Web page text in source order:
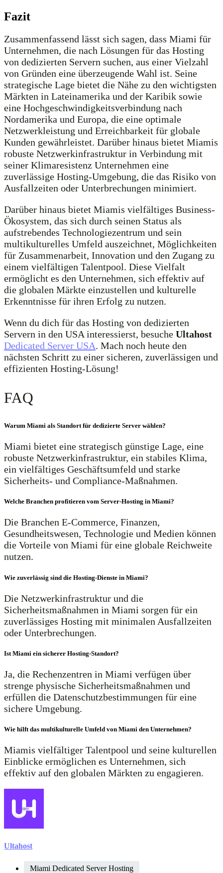
Fazit
Zusammenfassend lässt sich sagen, dass Miami für
Unternehmen, die nach Lösungen für das Hosting
von dedizierten Servern suchen, aus einer Vielzahl
von Gründen eine überzeugende Wahl ist. Seine
strategische Lage bietet die Nähe zu den wichtigsten
Märkten in Lateinamerika und der Karibik sowie
eine Hochgeschwindigkeitsverbindung nach
Nordamerika und Europa, die eine optimale
Netzwerkleistung und Erreichbarkeit für globale
Kunden gewährleistet. Darüber hinaus bietet Miamis
robuste Netzwerkinfrastruktur in Verbindung mit
seiner Klimaresistenz Unternehmen eine
zuverlässige Hosting-Umgebung, die das Risiko von
Ausfallzeiten oder Unterbrechungen minimiert.
Darüber hinaus bietet Miamis vielfältiges Business-
Ökosystem, das sich durch seinen Status als
aufstrebendes Technologiezentrum und sein
multikulturelles Umfeld auszeichnet, Möglichkeiten
für Zusammenarbeit, Innovation und den Zugang zu
einem vielfältigen Talentpool. Diese Vielfalt
ermöglicht es den Unternehmen, sich effektiv auf
die globalen Märkte einzustellen und kulturelle
Erkenntnisse für ihren Erfolg zu nutzen.
Wenn du dich für das Hosting von dedizierten
Servern in den USA interessierst, besuche Ultahost
Dedicated Server USA. Mach noch heute den
nächsten Schritt zu einer sicheren, zuverlässigen und
effizienten Hosting-Lösung!
FAQ
Warum Miami als Standort für dedizierte Server wählen?
Miami bietet eine strategisch günstige Lage, eine
robuste Netzwerkinfrastruktur, ein stabiles Klima,
ein vielfältiges Geschäftsumfeld und starke
Sicherheits- und Compliance-Maßnahmen.
Welche Branchen profitieren vom Server-Hosting in Miami?
Die Branchen E-Commerce, Finanzen,
Gesundheitswesen, Technologie und Medien können
die Vorteile von Miami für eine globale Reichweite
nutzen.
Wie zuverlässig sind die Hosting-Dienste in Miami?
Die Netzwerkinfrastruktur und die
Sicherheitsmaßnahmen in Miami sorgen für ein
zuverlässiges Hosting mit minimalen Ausfallzeiten
oder Unterbrechungen.
Ist Miami ein sicherer Hosting-Standort?
Ja, die Rechenzentren in Miami verfügen über
strenge physische Sicherheitsmaßnahmen und
erfüllen die Datenschutzbestimmungen für eine
sichere Umgebung.
Wie hilft das multikulturelle Umfeld von Miami den Unternehmen?
Miamis vielfältiger Talentpool und seine kulturellen
Einblicke ermöglichen es Unternehmen, sich
effektiv auf den globalen Märkten zu engagieren.
Ultahost
Miami Dedicated Server Hosting